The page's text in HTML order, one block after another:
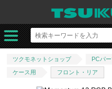
ツクモネットショップ PCパ
ケース用
フロント・リア